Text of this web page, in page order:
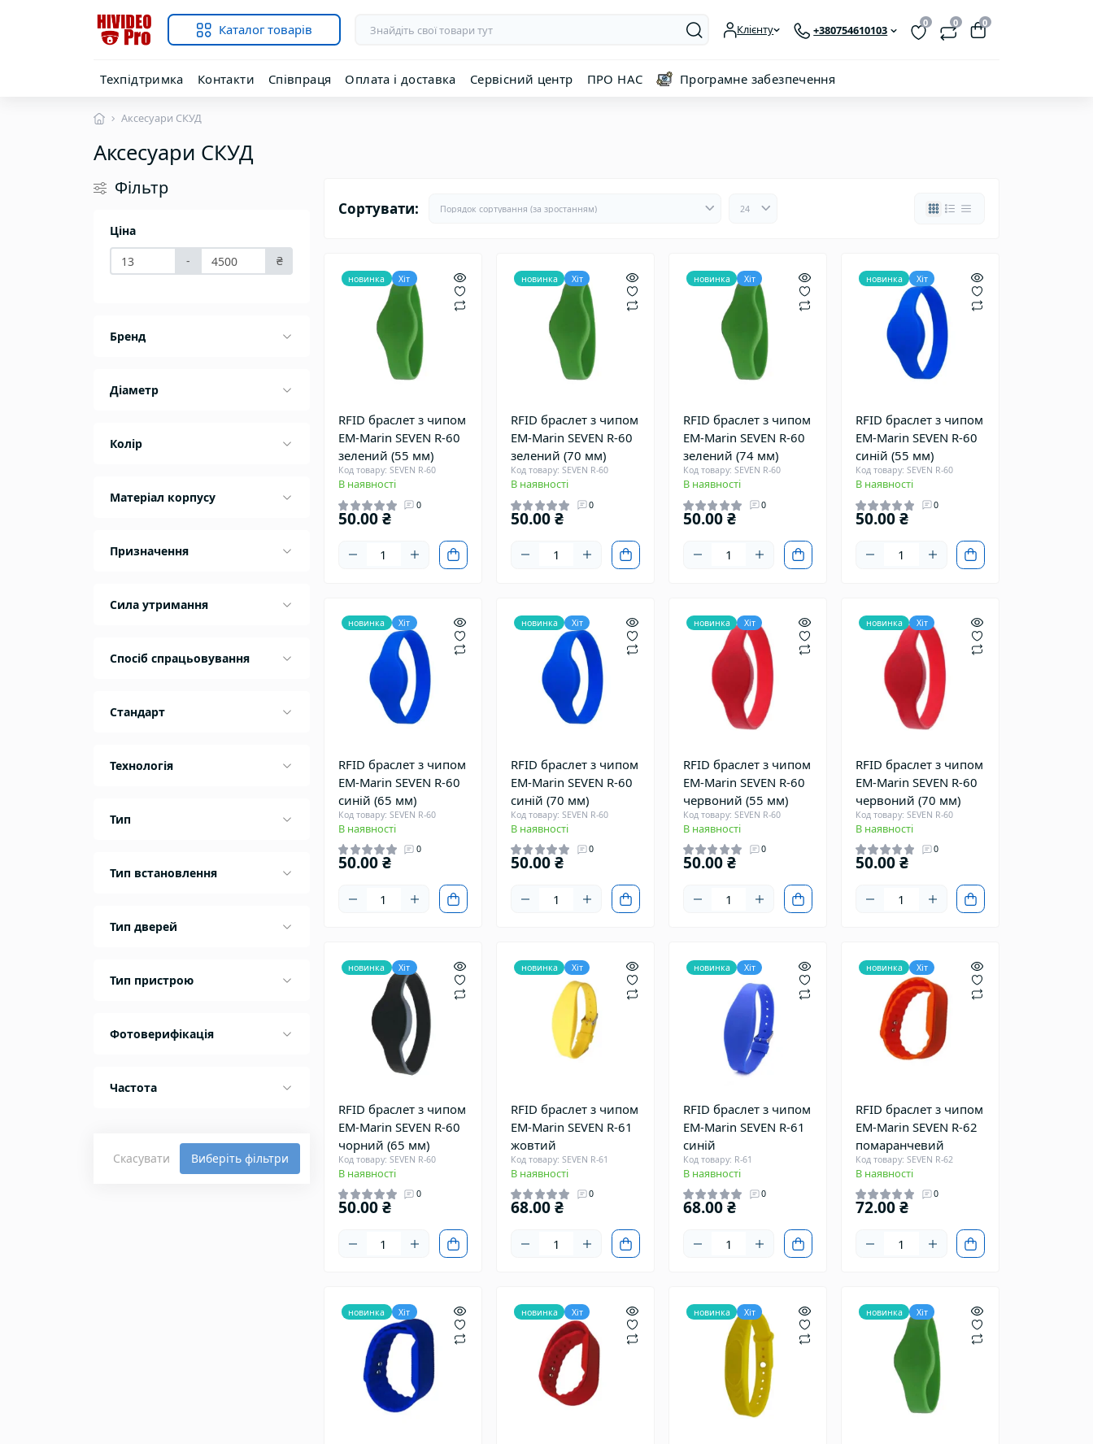
Каталог товарів Клієнту +380754610103
0 0 0
Техпідтримка Контакти Співпраця Оплата і доставка Сервісний центр ПРО НАС Програмне забезпечення
Аксесуари СКУД
Аксесуари СКУД
Фільтр
Ціна
-
₴
Бренд
Діаметр
Колір
Матеріал корпусу
Призначення
Сила утримання
Спосіб спрацьовування
Стандарт
Технологія
Тип
Тип встановлення
Тип дверей
Тип пристрою
Фотоверифікація
Частота
Скасувати Виберіть фільтри
Сортувати:
новинка Хіт
RFID браслет з чипом
EM-Marin SEVEN R-60
зелений (55 мм)
Код товару: SEVEN R-60
В наявності
0
50.00 ₴
новинка Хіт
RFID браслет з чипом
EM-Marin SEVEN R-60
зелений (70 мм)
Код товару: SEVEN R-60
В наявності
0
50.00 ₴
новинка Хіт
RFID браслет з чипом
EM-Marin SEVEN R-60
зелений (74 мм)
Код товару: SEVEN R-60
В наявності
0
50.00 ₴
новинка Хіт
RFID браслет з чипом
EM-Marin SEVEN R-60
синій (55 мм)
Код товару: SEVEN R-60
В наявності
0
50.00 ₴
новинка Хіт
RFID браслет з чипом
EM-Marin SEVEN R-60
синій (65 мм)
Код товару: SEVEN R-60
В наявності
0
50.00 ₴
новинка Хіт
RFID браслет з чипом
EM-Marin SEVEN R-60
синій (70 мм)
Код товару: SEVEN R-60
В наявності
0
50.00 ₴
новинка Хіт
RFID браслет з чипом
EM-Marin SEVEN R-60
червоний (55 мм)
Код товару: SEVEN R-60
В наявності
0
50.00 ₴
новинка Хіт
RFID браслет з чипом
EM-Marin SEVEN R-60
червоний (70 мм)
Код товару: SEVEN R-60
В наявності
0
50.00 ₴
новинка Хіт
RFID браслет з чипом
EM-Marin SEVEN R-60
чорний (65 мм)
Код товару: SEVEN R-60
В наявності
0
50.00 ₴
новинка Хіт
RFID браслет з чипом
EM-Marin SEVEN R-61
жовтий
Код товару: SEVEN R-61
В наявності
0
68.00 ₴
новинка Хіт
RFID браслет з чипом
EM-Marin SEVEN R-61
синій
Код товару: R-61
В наявності
0
68.00 ₴
новинка Хіт
RFID браслет з чипом
EM-Marin SEVEN R-62
помаранчевий
Код товару: SEVEN R-62
В наявності
0
72.00 ₴
новинка Хіт новинка Хіт новинка Хіт новинка Хіт